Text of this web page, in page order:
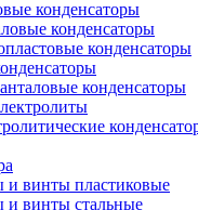
конденсаторы
конденсаторы
конденсаторы
конденсаторы
и винты пластиковые
и винты стальные